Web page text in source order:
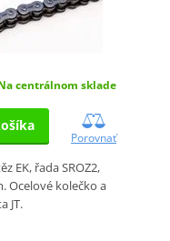
centrálnom sklade
Porovnať
EK, řada SROZ2,
Ocelové kolečko a
JT.